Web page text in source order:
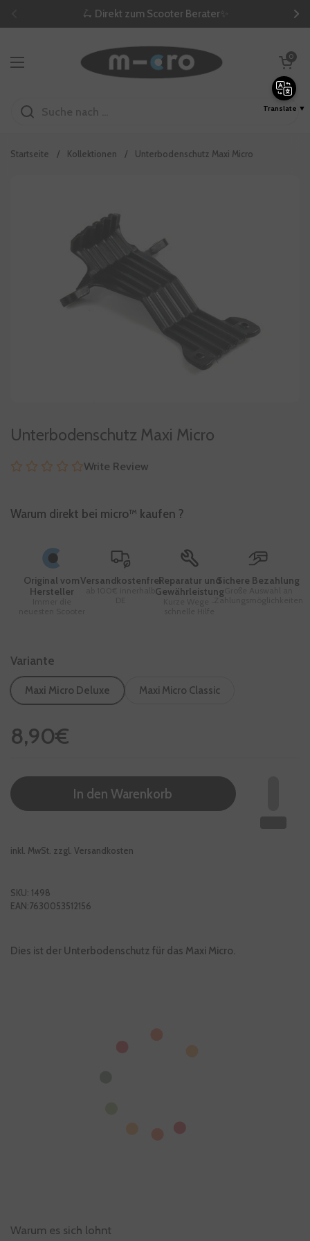
Zum Inhalt springen🛴 Direkt zum Scooter Berater✨
Menü öffnen
Warenkorb
0
Startseite / Kollektionen / Unterbodenschutz Maxi Micro
Unterbodenschutz Maxi Micro
Write Review
Warum direkt bei micro™ kaufen ?
Original vom
Hersteller
VersandkostenfreiReparatur und
Gewährleistung
Sichere Bezahlung
Zahlungsmöglichkeiten
Variante
Maxi Micro Deluxe Maxi Micro Classic
Regulärer Preis
8,90€
In den Warenkorb
inkl. MwSt. zzgl. Versandkosten
SKU: 1498
EAN:7630053512156
Dies ist der Unterbodenschutz für das Maxi Micro.
Warum es sich lohnt
Translate ▼